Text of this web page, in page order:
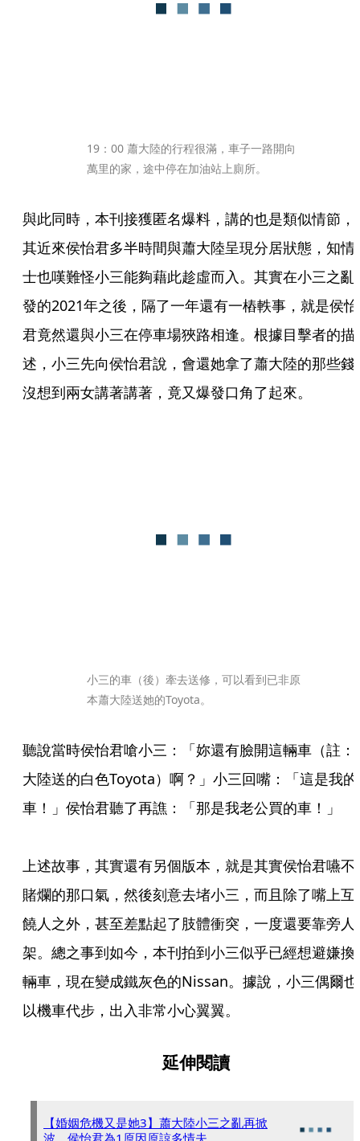
19：00 蕭大陸的行程很滿，車子一路開向
萬里的家，途中停在加油站上廁所。
與此同時，本刊接獲匿名爆料，講的也是類似情節，
其近來侯怡君多半時間與蕭大陸呈現分居狀態，知情
士也嘆難怪小三能夠藉此趁虛而入。其實在小三之亂
發的2021年之後，隔了一年還有一樁軼事，就是侯怡
君竟然還與小三在停車場狹路相逢。根據目擊者的描
述，小三先向侯怡君說，會還她拿了蕭大陸的那些錢
沒想到兩女講著講著，竟又爆發口角了起來。
小三的車（後）牽去送修，可以看到已非原
本蕭大陸送她的Toyota。
聽說當時侯怡君嗆小三：「妳還有臉開這輛車（註：
大陸送的白色Toyota）啊？」小三回嘴：「這是我的
車！」侯怡君聽了再譙：「那是我老公買的車！」
上述故事，其實還有另個版本，就是其實侯怡君嚥不
賭爛的那口氣，然後刻意去堵小三，而且除了嘴上互
饒人之外，甚至差點起了肢體衝突，一度還要靠旁人
架。總之事到如今，本刊拍到小三似乎已經想避嫌換
輛車，現在變成鐵灰色的Nissan。據說，小三偶爾也
以機車代步，出入非常小心翼翼。
延伸閱讀
【婚姻危機又是她3】蕭大陸小三之亂再掀
波 侯怡君為1原因原諒多情夫